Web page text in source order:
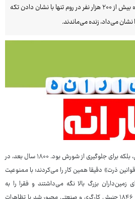
مالیات استان‌ها می‌گرفت و هر ماه بیش از ۲۰۰ هزار نفر در روم تنها با نشان دادن تکه
می‌داد، زنده می‌ماندند.
: این سیاست نه از سر خیرخواهی، بلکه برای جلوگیری از شورش بود. ۱۸۰۰ سال بعد، در
ذرت» دقیقا همین کار را می‌کردند؛ با ممنوعیت
زمین‌داران بزرگ بالا نگه می‌داشتند و فقرا را به